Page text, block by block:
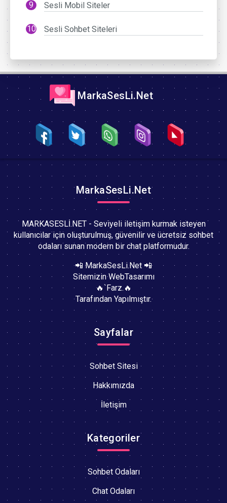
Sesli Mobil Siteler
Sesli Sohbet Siteleri
MarkaSesLi.Net
MarkaSesLi.Net
MARKASESLİ.NET - Seviyeli iletişim kurmak isteyen
kullanıcılar için oluşturulmuş, güvenilir ve ücretsiz sohbet
odaları sunan modern bir chat platformudur.
📲 MarkaSesLi.Net 📲
Sitemizin WebTasarımı
🔥`Farz.🔥
Tarafından Yapılmıştır.
Sayfalar
Sohbet Sitesi
Hakkımızda
İletişim
Kategoriler
Sohbet Odaları
Chat Odaları